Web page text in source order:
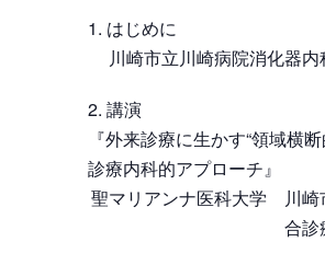
はじめに
川崎市立川崎病院消化器
講演
『外来診療に生かす“領域横
診療内科的アプローチ』
聖マリアンナ医科大学 川
合